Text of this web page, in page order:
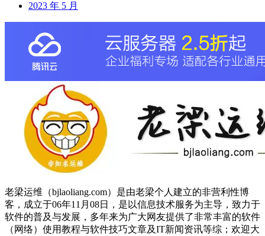
2023 年 5 月
老梁运维（bjlaoliang.com）是由老梁个人建立的非营利性博
客，成立于06年11月08日，是以信息技术服务为主导，致力于
软件的普及与发展，多年来为广大网友提供了非常丰富的软件
（网络）使用教程与软件技巧文章及IT新闻资讯等综；欢迎大